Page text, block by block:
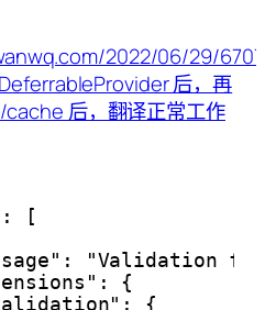
[
"Validation
{
{